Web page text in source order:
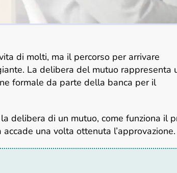
di molti, ma il percorso per arrivare
La delibera del mutuo rappresenta
formale da parte della banca per il
delibera di un mutuo, come funziona il
una volta ottenuta l’approvazione.